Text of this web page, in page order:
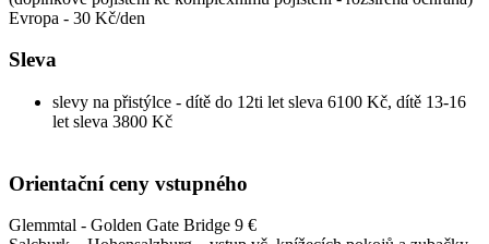
Evropa - 30 Kč/den
Sleva
slevy na přistýlce - dítě do 12ti let sleva 6100 Kč, dítě 13-16
let sleva 3800 Kč
Orientační ceny vstupného
Glemmtal - Golden Gate Bridge 9 €